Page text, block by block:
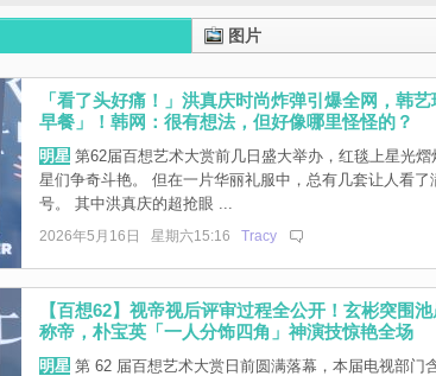
图片
「看了头好痛！」洪真庆时尚炸弹引爆全网，韩
早餐」！韩网：很有想法，但好像哪里怪怪的？
明星第62届百想艺术大赏前几日盛大举办，红毯上星光熠
星们争奇斗艳。 但在一片华丽礼服中，总有几套让人看了
号。 其中洪真庆的超抢眼 ...
2026年5月16日 星期六15:16 Tracy
【百想62】视帝视后评审过程全公开！玄彬突围
称帝，朴宝英「一人分饰四角」神演技惊艳全场
明星第 62 届百想艺术大赏日前圆满落幕，本届电视部门